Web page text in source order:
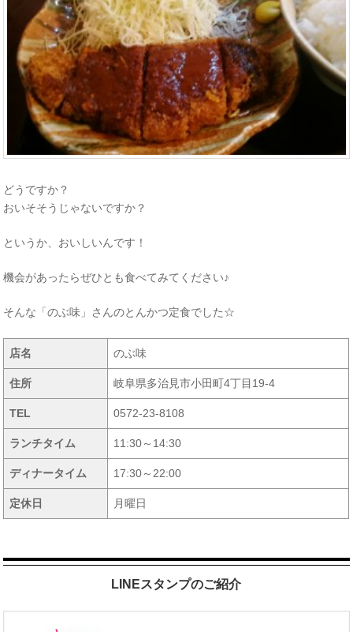
どうですか？
おいそそうじゃないですか？
というか、おいしいんです！
機会があったらぜひとも食べてみてください♪
そんな「のぶ味」さんのとんかつ定食でした☆
店名 のぶ味
住所 岐阜県多治見市小田町4丁目19-4
TEL 0572-23-8108
ランチタイム 11:30～14:30
ディナータイム 17:30～22:00
定休日 月曜日
LINEスタンプのご紹介